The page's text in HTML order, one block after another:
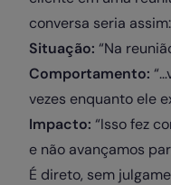
conversa seria assim:
Situação: “Na
Comportamento:
vezes enquanto ele
Impacto: “Isso fez
e não avançamos
É direto, sem